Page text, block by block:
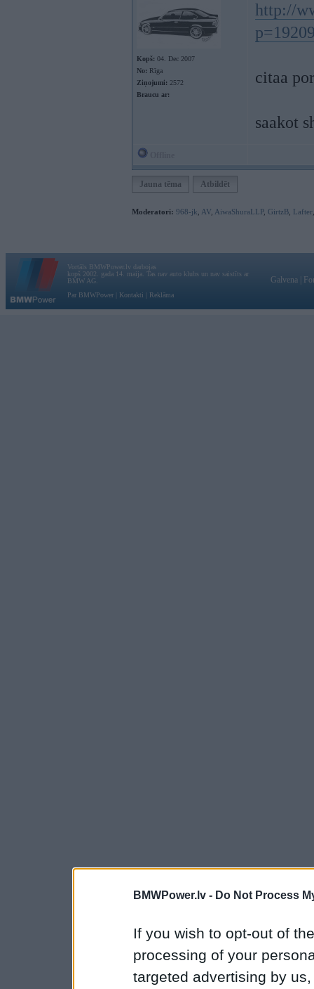
BMWPower.lv - Do Not Process
If you wish to opt-out of
processing of your
targeted advertising by
Kopš: 04. Dec 2007
No: Rīga
Ziņojumi: 2572
Braucu ar:
http://
citaa
saakot
Jauna tēma Atbildēt
Moderatori: 968-jk AV AiwaShuraLLP, GirtzB Lafter
Vortāls BMWPower.lv darbojas
kopš 2002. gada 14. maija. Tas nav auto klubs un nav saistīts ar
BMW AG.
Par BMWPower
Kontakti Reklāma
Galvena